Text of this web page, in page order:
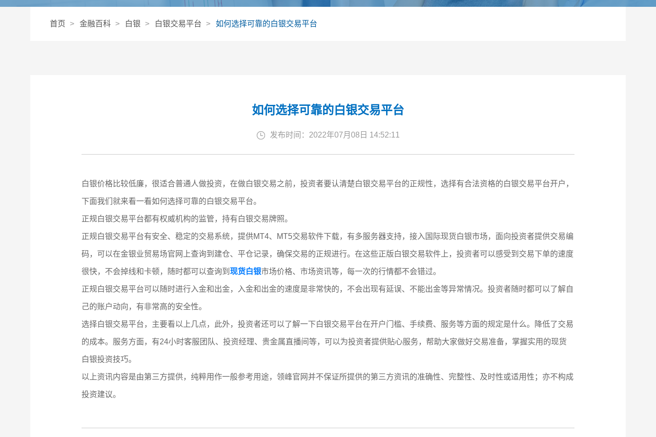
首页 金融百科 白银 白银交易平台 如何选择可靠的白银交易平台
如何选择可靠的白银交易平台
发布时间：2022年07月08日 14:52:11
白银价格比较低廉，很适合普通人做投资，在做白银交易之前，投资者要认清楚白银交易平台的正规性，选择有合法资格的白银交易平台开户，
下面我们就来看一看如何选择可靠的白银交易平台。
正规白银交易平台都有权威机构的监管，持有白银交易牌照。
正规白银交易平台有安全、稳定的交易系统，提供MT4、MT5交易软件下载，有多服务器支持，接入国际现货白银市场，面向投资者提供交易编
码，可以在金银业贸易场官网上查询到建仓、平仓记录，确保交易的正规进行。在这些正版白银交易软件上，投资者可以感受到交易下单的速度
很快，不会掉线和卡顿，随时都可以查询到现货白银市场价格、市场资讯等，每一次的行情都不会错过。
正规白银交易平台可以随时进行入金和出金，入金和出金的速度是非常快的，不会出现有延误、不能出金等异常情况。投资者随时都可以了解自
己的账户动向，有非常高的安全性。
选择白银交易平台，主要看以上几点，此外，投资者还可以了解一下白银交易平台在开户门槛、手续费、服务等方面的规定是什么。降低了交易
的成本。服务方面，有24小时客服团队、投资经理、贵金属直播间等，可以为投资者提供贴心服务，帮助大家做好交易准备，掌握实用的现货
白银投资技巧。
以上资讯内容是由第三方提供，纯粹用作一般参考用途，领峰官网并不保证所提供的第三方资讯的准确性、完整性、及时性或适用性；亦不构成
投资建议。